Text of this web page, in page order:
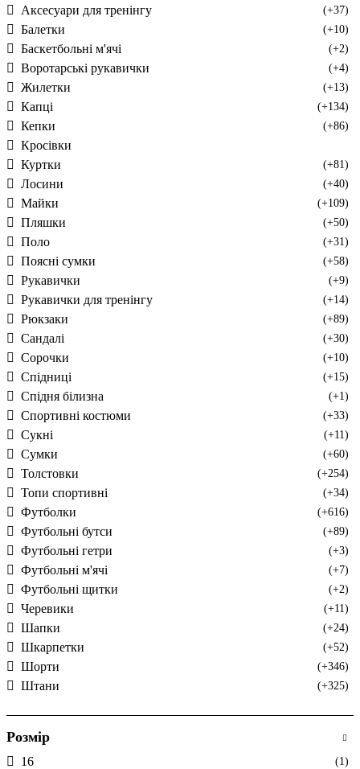
Аксесуари для тренінгу (+37)
Балетки (+10)
Баскетбольні м'ячі (+2)
Воротарські рукавички (+4)
Жилетки (+13)
Капці (+134)
Кепки (+86)
Кросівки
Куртки
(+81)
Лосини (+40)
Майки (+109)
Пляшки (+50)
Поло (+31)
Поясні сумки (+58)
Рукавички (+9)
Рукавички для тренінгу (+14)
Рюкзаки (+89)
Сандалі (+30)
Сорочки (+10)
Спідниці (+15)
Спідня білизна (+1)
Спортивні костюми (+33)
Сукні (+11)
Сумки (+60)
Толстовки (+254)
Топи спортивні (+34)
Футболки (+616)
Футбольні бутси (+89)
Футбольні гетри (+3)
Футбольні м'ячі (+7)
Футбольні щитки (+2)
Черевики (+11)
Шапки (+24)
Шкарпетки (+52)
Шорти (+346)
Штани (+325)
Розмір
16 (1)